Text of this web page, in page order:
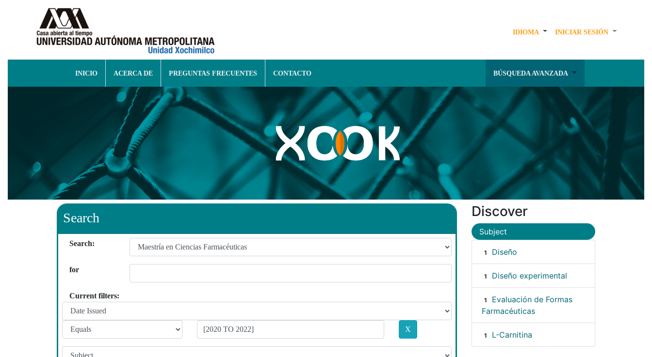
IDIOMA INICIAR SESIÓN
INICIO ACERCA DE PREGUNTAS FRECUENTES CONTACTO BÚSQUEDA AVANZADA
Search
Search:
for
Current filters:
Discover
Subject
1 Diseño
1 Diseño experimental
1
Evaluación de Formas
Farmacéuticas
1 L-Carnitina